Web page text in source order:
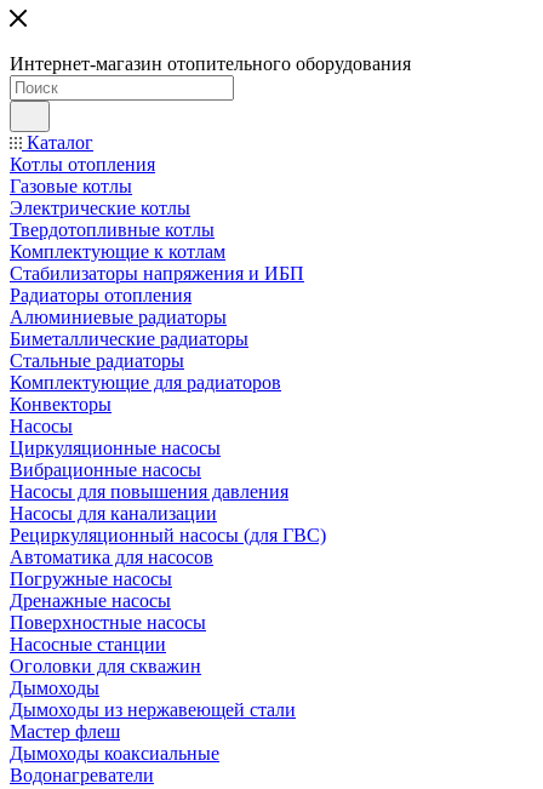
Интернет-магазин отопительного оборудования
Каталог
Котлы отопления
Газовые котлы
Электрические котлы
Твердотопливные котлы
Комплектующие к котлам
Стабилизаторы напряжения и ИБП
Радиаторы отопления
Алюминиевые радиаторы
Биметаллические радиаторы
Стальные радиаторы
Комплектующие для радиаторов
Конвекторы
Насосы
Циркуляционные насосы
Вибрационные насосы
Насосы для повышения давления
Насосы для канализации
Рециркуляционный насосы (для ГВС)
Автоматика для насосов
Погружные насосы
Дренажные насосы
Поверхностные насосы
Насосные станции
Оголовки для скважин
Дымоходы
Дымоходы из нержавеющей стали
Мастер флеш
Дымоходы коаксиальные
Водонагреватели